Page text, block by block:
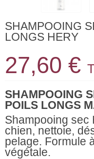
SHAMPOOING
LONGS HERY
27,60 €
SHAMPOOING
POILS LONGS
Shampooing sec
chien, nettoie,
pelage. Formule
végétale.